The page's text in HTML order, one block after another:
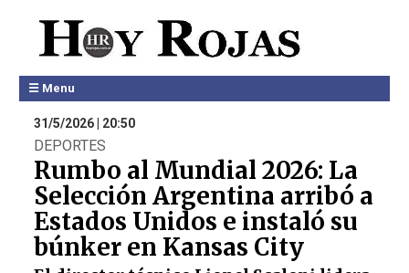
☰ Menu
31/5/2026 | 20:50
DEPORTES
Rumbo al Mundial 2026: La
Selección Argentina arribó a
Estados Unidos e instaló su
búnker en Kansas City